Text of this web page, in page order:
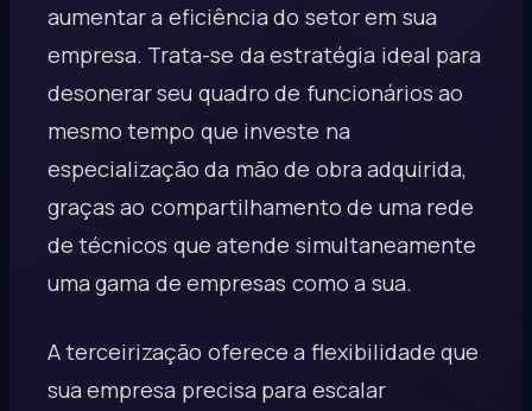
aumentar a eficiência do setor em sua
empresa. Trata-se da estratégia ideal para
desonerar seu quadro de funcionários ao
mesmo tempo que investe na
especialização da mão de obra adquirida,
graças ao compartilhamento de uma rede
de técnicos que atende simultaneamente
uma gama de empresas como a sua.
A terceirização oferece a flexibilidade que
sua empresa precisa para escalar